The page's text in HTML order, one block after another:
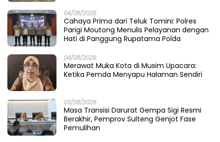
04/08/2026
Cahaya Prima dari Teluk Tomini: Polres
Parigi Moutong Menulis Pelayanan dengan
Hati di Panggung Rupatama Polda
04/08/2026
Merawat Muka Kota di Musim Upacara:
Ketika Pemda Menyapu Halaman Sendiri
03/08/2026
Masa Transisi Darurat Gempa Sigi Resmi
Berakhir, Pemprov Sulteng Genjot Fase
Pemulihan